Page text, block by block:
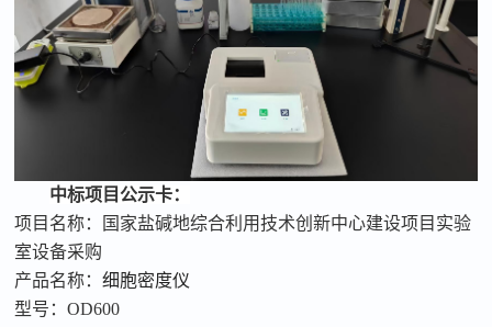
中标项目公示卡：
项目名称：国家盐碱地综合利用技术创新中心建设项目实验
室设备采购
产品名称：细胞密度仪
型号：OD600